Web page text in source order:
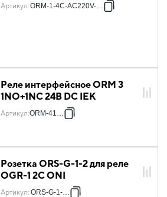
Артикул:ORM-1-4C-AC220V-L-B
Реле интерфейсное ORM 3
1NO+1NC 24В DC IEK
Артикул:ORM-41F-3
Розетка ORS-G-1-2 для реле
OGR-1 2C ONI
Артикул: ORS-G-1-2-G